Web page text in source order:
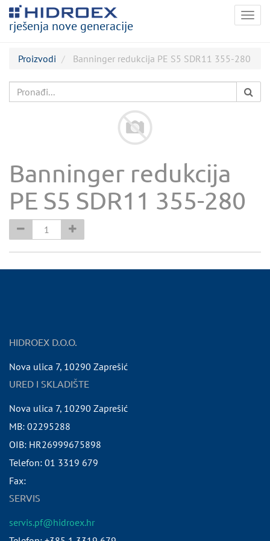
rješenja nove generacije
Proizvodi Banninger redukcija PE S5 SDR11 355-280
Banninger redukcija
PE S5 SDR11 355-280
HIDROEX D.O.O.
Nova ulica 7, 10290 Zaprešić
URED I SKLADIŠTE
Nova ulica 7, 10290 Zaprešić
MB: 02295288
OIB: HR26999675898
Telefon: 01 3319 679
Fax:
SERVIS
servis.pf@hidroex.hr